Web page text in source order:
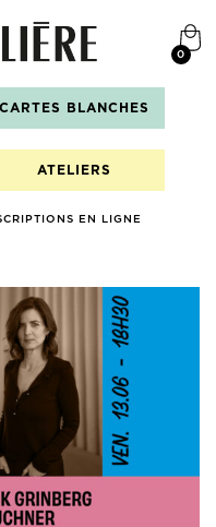
0
CARTES BLANCHES
ATELIERS
EN LIGNE